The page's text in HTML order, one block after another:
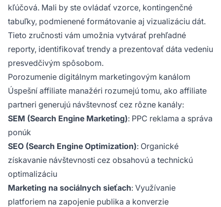
kľúčová. Mali by ste ovládať vzorce, kontingenčné
tabuľky, podmienené formátovanie aj vizualizáciu dát.
Tieto zručnosti vám umožnia vytvárať prehľadné
reporty, identifikovať trendy a prezentovať dáta vedeniu
presvedčivým spôsobom.
Porozumenie digitálnym marketingovým kanálom
Úspešní affiliate manažéri rozumejú tomu, ako affiliate
partneri generujú návštevnosť cez rôzne kanály:
SEM (Search Engine Marketing): PPC reklama a správa
ponúk
SEO (Search Engine Optimization): Organické
získavanie návštevnosti cez obsahovú a technickú
optimalizáciu
Marketing na sociálnych sieťach: Využívanie
platforiem na zapojenie publika a konverzie